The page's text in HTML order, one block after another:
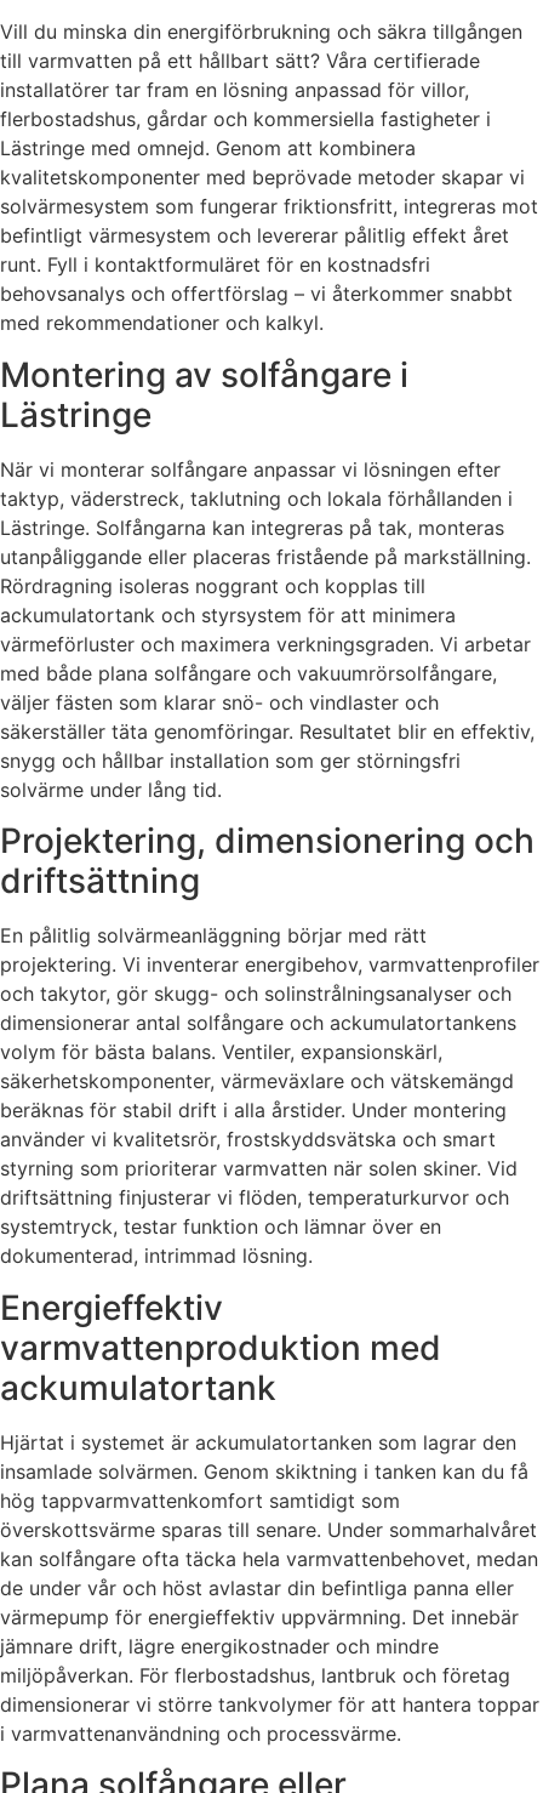
Vill du minska din energiförbrukning och säkra tillgången
till varmvatten på ett hållbart sätt? Våra certifierade
installatörer tar fram en lösning anpassad för villor,
flerbostadshus, gårdar och kommersiella fastigheter i
Lästringe med omnejd. Genom att kombinera
kvalitetskomponenter med beprövade metoder skapar vi
solvärmesystem som fungerar friktionsfritt, integreras mot
befintligt värmesystem och levererar pålitlig effekt året
runt. Fyll i kontaktformuläret för en kostnadsfri
behovsanalys och offertförslag – vi återkommer snabbt
med rekommendationer och kalkyl.
Montering av solfångare i
Lästringe
När vi monterar solfångare anpassar vi lösningen efter
taktyp, väderstreck, taklutning och lokala förhållanden i
Lästringe. Solfångarna kan integreras på tak, monteras
utanpåliggande eller placeras fristående på markställning.
Rördragning isoleras noggrant och kopplas till
ackumulatortank och styrsystem för att minimera
värmeförluster och maximera verkningsgraden. Vi arbetar
med både plana solfångare och vakuumrörsolfångare,
väljer fästen som klarar snö- och vindlaster och
säkerställer täta genomföringar. Resultatet blir en effektiv,
snygg och hållbar installation som ger störningsfri
solvärme under lång tid.
Projektering, dimensionering och
driftsättning
En pålitlig solvärmeanläggning börjar med rätt
projektering. Vi inventerar energibehov, varmvattenprofiler
och takytor, gör skugg- och solinstrålningsanalyser och
dimensionerar antal solfångare och ackumulatortankens
volym för bästa balans. Ventiler, expansionskärl,
säkerhetskomponenter, värmeväxlare och vätskemängd
beräknas för stabil drift i alla årstider. Under montering
använder vi kvalitetsrör, frostskyddsvätska och smart
styrning som prioriterar varmvatten när solen skiner. Vid
driftsättning finjusterar vi flöden, temperaturkurvor och
systemtryck, testar funktion och lämnar över en
dokumenterad, intrimmad lösning.
Energieffektiv
varmvattenproduktion med
ackumulatortank
Hjärtat i systemet är ackumulatortanken som lagrar den
insamlade solvärmen. Genom skiktning i tanken kan du få
hög tappvarmvattenkomfort samtidigt som
överskottsvärme sparas till senare. Under sommarhalvåret
kan solfångare ofta täcka hela varmvattenbehovet, medan
de under vår och höst avlastar din befintliga panna eller
värmepump för energieffektiv uppvärmning. Det innebär
jämnare drift, lägre energikostnader och mindre
miljöpåverkan. För flerbostadshus, lantbruk och företag
dimensionerar vi större tankvolymer för att hantera toppar
i varmvattenanvändning och processvärme.
Plana solfångare eller